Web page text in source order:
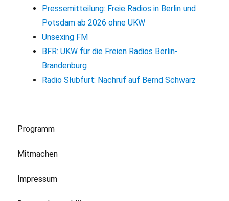
Pressemitteilung: Freie Radios in Berlin und
Potsdam ab 2026 ohne UKW
Unsexing FM
BFR: UKW für die Freien Radios Berlin-
Brandenburg
Radio Słubfurt: Nachruf auf Bernd Schwarz
Programm
Mitmachen
Impressum